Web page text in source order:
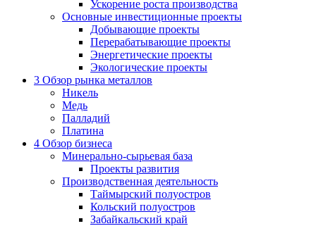
Ускорение роста производства
Основные инвестиционные проекты
Добывающие проекты
Перерабатывающие проекты
Энергетические проекты
Экологические проекты
3 Обзор рынка металлов
Никель
Медь
Палладий
Платина
4 Обзор бизнеса
Минерально-сырьевая база
Проекты развития
Производственная деятельность
Таймырский полуостров
Кольский полуостров
Забайкальский край